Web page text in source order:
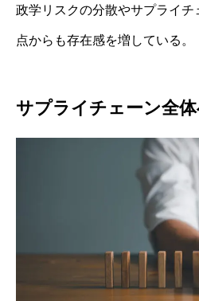
政学リスクの分散やサプライ
点からも存在感を増している。
サプライチェーン全